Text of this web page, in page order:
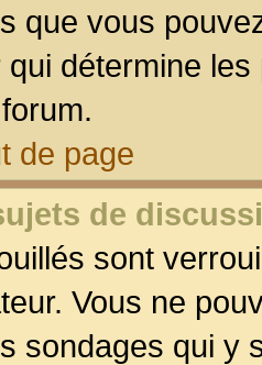
que vous
qui détermine
de page
de
sont
Vous ne
sondages qui y